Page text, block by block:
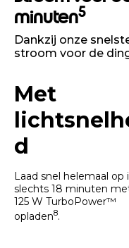
minuten5
Dankzij onze
stroom voor de
Met
d
Laad snel helemaal op
slechts 18 minuten
125 W TurboPower™
opladen8.